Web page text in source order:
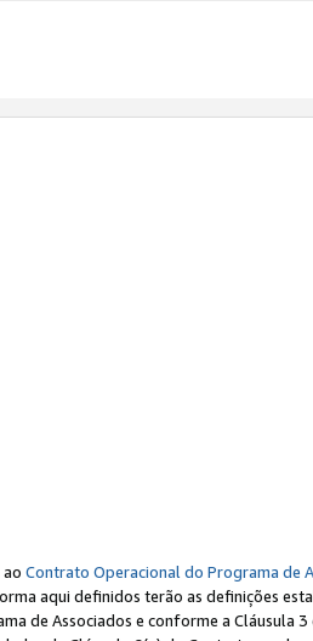
Contrato Operacional do Programa de
aqui definidos terão as definições
de Associados e conforme a Cláusula 3